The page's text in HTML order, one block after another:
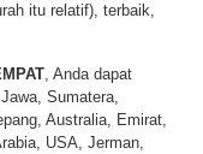
itu relatif), terbaik,
, Anda dapat
Sumatera,
Australia, Emirat,
USA, Jerman,